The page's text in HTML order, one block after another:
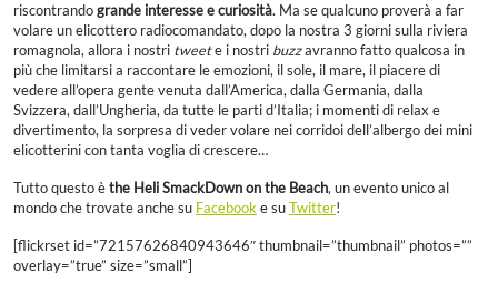
riscontrando grande interesse e curiosità. Ma se qualcuno proverà a far
volare un elicottero radiocomandato, dopo la nostra 3 giorni sulla riviera
romagnola, allora i nostri tweete i nostri buzzavranno fatto qualcosa in
più che limitarsi a raccontare le emozioni, il sole, il mare, il piacere di
vedere all’opera gente venuta dall’America, dalla Germania, dalla
Svizzera, dall’Ungheria, da tutte le parti d’Italia; i momenti di relax e
divertimento, la sorpresa di veder volare nei corridoi dell’albergo dei mini
elicotterini con tanta voglia di crescere…
Tutto questo è the Heli SmackDown on the Beach, un evento unico al
mondo che trovate anche su Facebook e su Twitter!
[flickrset id=”72157626840943646″ thumbnail=”thumbnail” photos=””
overlay=”true” size=”small”]